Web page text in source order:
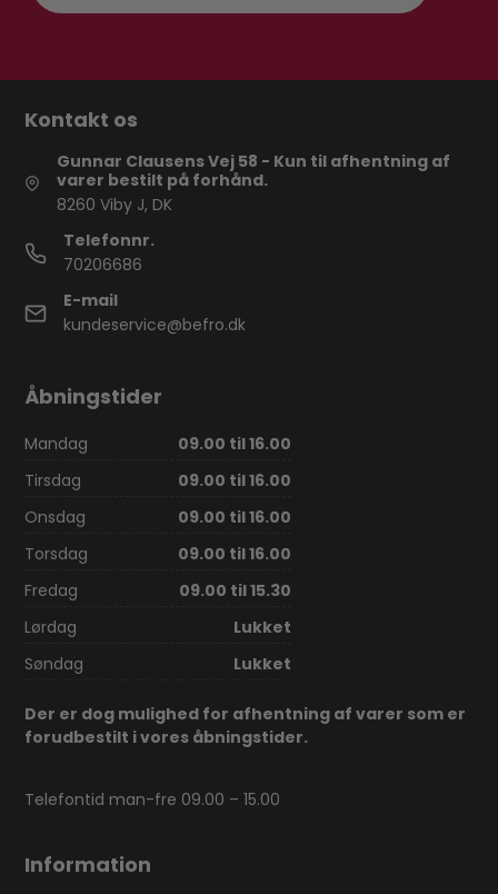
Kontakt os
Gunnar Clausens Vej 58 - Kun til afhentning af
varer bestilt på forhånd.
8260 Viby J, DK
Telefonnr.
70206686
E-mail
kundeservice@befro.dk
Åbningstider
Mandag
09.00 til 16.00
Tirsdag
09.00 til 16.00
Onsdag
09.00 til 16.00
Torsdag
09.00 til 16.00
Fredag
09.00 til 15.30
Lørdag
Lukket
Søndag
Lukket
Der er dog mulighed for afhentning af varer som er
forudbestilt i vores åbningstider.
Telefontid man-fre 09.00 – 15.00
Information